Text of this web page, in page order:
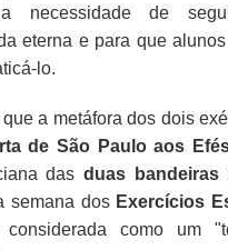
a necessidade de
eterna e para que
lo.
a metáfora dos dois
de São Paulo aos
das duas bandeiras
semana dos Exercícios
como um